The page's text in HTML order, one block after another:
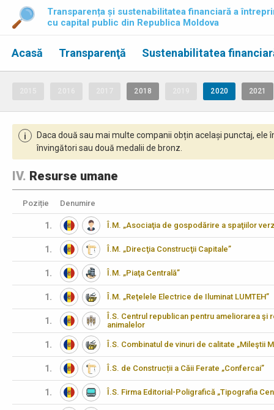
Transparența și sustenabilitatea financiară a
cu capital public din Republica Moldova
Acasă Transparenţă Sustenabilitatea
2018 2020 2021
i
Daca două sau mai multe companii obțin același punctaj,
învingători sau două medalii de bronz.
IV. Resurse umane
Poziție Denumire
1. Î.M. „Asociaţia de gospodărire a spaţiilor
1. Î.M. „Direcţia Construcţii Capitale”
1. Î.M. „Piaţa Centrală”
1. Î.M. „Reţelele Electrice de Iluminat LUMTEH”
1.
Î.S. Centrul republican pentru ameliorarea şi
animalelor
1. Î.S. Combinatul de vinuri de calitate „Mileştii
1. Î.S. de Construcții a Căii Ferate „Confercai”
1. Î.S. Firma Editorial-Poligrafică „Tipografia